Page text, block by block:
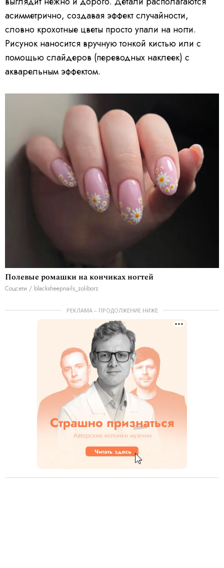
асимметрично, создавая эффект случайности,
словно крохотные цветы просто упали на ногти.
Рисунок наносится вручную тонкой кистью или с
помощью слайдеров (переводных наклеек) с
акварельным эффектом.
Полевые ромашки на кончиках ногтей
Соцсети / blacksheepnails_zoliborz
РЕКЛАМА – ПРОДОЛЖЕНИЕ НИЖЕ